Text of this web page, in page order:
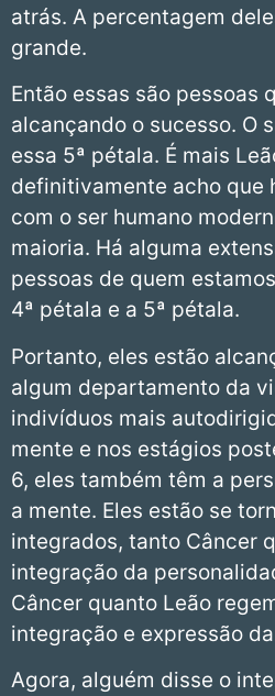
atrás. A percentagem
grande.
Então essas são pessoas
alcançando o sucesso. O
essa 5ª pétala. É mais
definitivamente acho que
com o ser humano
maioria. Há alguma
pessoas de quem
4ª pétala e a 5ª pétala.
Portanto, eles estão
algum departamento da
indivíduos mais
mente e nos estágios
6, eles também têm a
a mente. Eles estão se
integrados, tanto Câncer
integração da
Câncer quanto Leão
integração e expressão
Agora, alguém disse o